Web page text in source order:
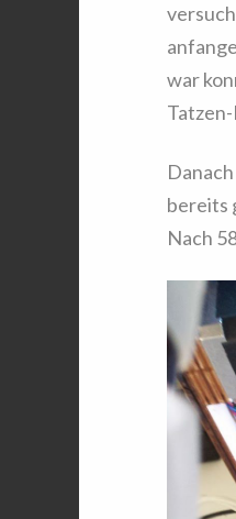
war
bereits
Nach